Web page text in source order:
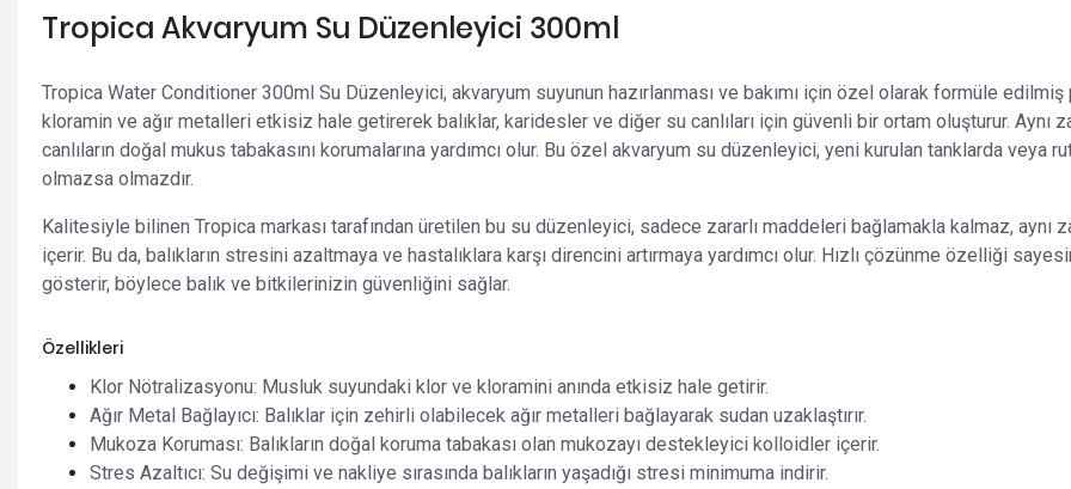
Tropica Akvaryum Su Düzenleyici 300ml
Tropica Water Conditioner 300ml Su Düzenleyici, akvaryum suyunun hazırlanması ve bakımı için özel olarak formüle
kloramin ve ağır metalleri etkisiz hale getirerek balıklar, karidesler ve diğer su canlıları için güvenli bir ortam oluşturur.
canlıların doğal mukus tabakasını korumalarına yardımcı olur. Bu özel akvaryum su düzenleyici, yeni kurulan tanklarda
olmazsa olmazdır.
Kalitesiyle bilinen Tropica markası tarafından üretilen bu su düzenleyici, sadece zararlı maddeleri bağlamakla kalmaz, aynı
içerir. Bu da, balıkların stresini azaltmaya ve hastalıklara karşı direncini artırmaya yardımcı olur. Hızlı çözünme özelliği
gösterir, böylece balık ve bitkilerinizin güvenliğini sağlar.
Özellikleri
Klor Nötralizasyonu: Musluk suyundaki klor ve kloramini anında etkisiz hale getirir.
Ağır Metal Bağlayıcı: Balıklar için zehirli olabilecek ağır metalleri bağlayarak sudan uzaklaştırır.
Mukoza Koruması: Balıkların doğal koruma tabakası olan mukozayı destekleyici kolloidler içerir.
Stres Azaltıcı: Su değişimi ve nakliye sırasında balıkların yaşadığı stresi minimuma indirir.